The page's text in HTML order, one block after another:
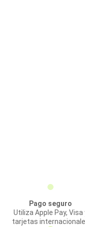
Pago seguro
Utiliza Apple Pay, Visa
tarjetas